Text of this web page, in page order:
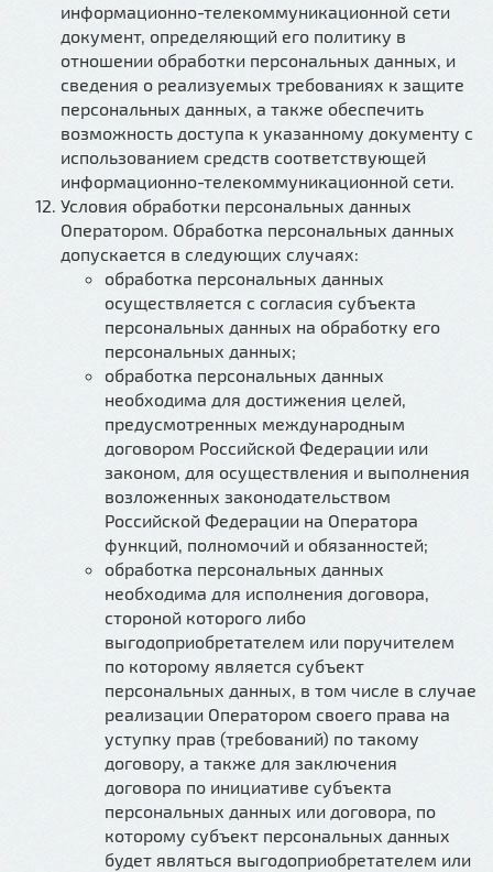
информационно-телекоммуникационной сети
документ, определяющий его политику в
отношении обработки персональных данных, и
сведения о реализуемых требованиях к защите
персональных данных, а также обеспечить
возможность доступа к указанному документу с
использованием средств соответствующей
информационно-телекоммуникационной сети.
Условия обработки персональных данных
Оператором. Обработка персональных данных
допускается в следующих случаях:
обработка персональных данных
осуществляется с согласия субъекта
персональных данных на обработку его
персональных данных;
обработка персональных данных
необходима для достижения целей,
предусмотренных международным
договором Российской Федерации или
законом, для осуществления и выполнения
возложенных законодательством
Российской Федерации на Оператора
функций, полномочий и обязанностей;
обработка персональных данных
необходима для исполнения договора,
стороной которого либо
выгодоприобретателем или поручителем
по которому является субъект
персональных данных, в том числе в случае
реализации Оператором своего права на
уступку прав (требований) по такому
договору, а также для заключения
договора по инициативе субъекта
персональных данных или договора, по
которому субъект персональных данных
будет являться выгодоприобретателем или